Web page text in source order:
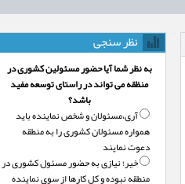
نظر سنجی
به نظر شما آیا حضور مسئولین کشوری در
منظقه می تواند در راستای توسعه مفید
باشد؟
آری،‌مسئولان و شخص نماینده باید
همواره مسئولان کشوری را به منطقه
دعوت نمایند
خیر؛‌ نیازی به حضور مسئول کشوری در
منطقه نبوده و کل کارها از سوی نماینده